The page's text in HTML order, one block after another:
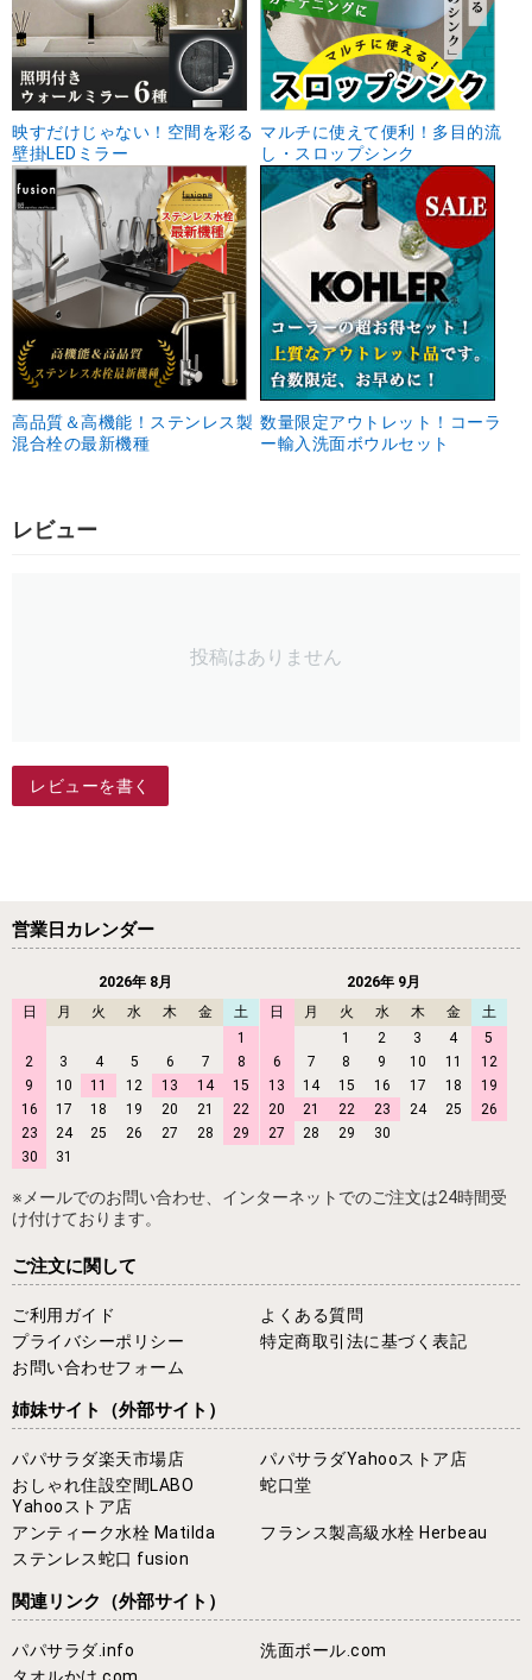
映すだけじゃない！空間を彩る
壁掛LEDミラー
マルチに使えて便利！多目的流
し・スロップシンク
高品質＆高機能！ステンレス製
混合栓の最新機種
数量限定アウトレット！コーラ
ー輸入洗面ボウルセット
レビュー
投稿はありません
レビューを書く
営業日カレンダー
2026年 8月
日
月 火 水 木 金
土
1
2
3 4 5 6 7
8
9
10 11 12 13 14
15
16
17 18 19 20 21
22
23
24 25 26 27 28
29
30
31
2026年 9月
日
月 火 水 木 金
土
1
2 3 4
5
6
7 8 9 10 11
12
13
14 15 16 17 18
19
20
21 22 23 24 25
26
27
28 29 30
※メールでのお問い合わせ、インターネットでのご注文は24時間受
け付けております。
ご注文に関して
ご利用ガイド
よくある質問
プライバシーポリシー
特定商取引法に基づく表記
お問い合わせフォーム
姉妹サイト （外部サイト）
パパサラダ楽天市場店
パパサラダYahooストア店
おしゃれ住設空間LABO
Yahooストア店
蛇口堂
アンティーク水栓 Matilda
フランス製高級水栓 Herbeau
ステンレス蛇口 fusion
関連リンク （外部サイト）
パパサラダ.info
洗面ボール.com
タオルかけ.com